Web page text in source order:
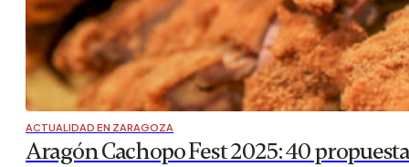
ACTUALIDAD EN ZARAGOZA
Aragón Cachopo Fest 2025: 40